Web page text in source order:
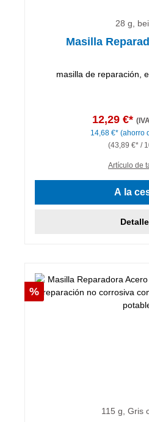
28 g,
Masilla
masilla de reparación,
12,29 €*
14,68 €* (ahorro
(43,89 €* /
Artículo de
A la
Descuento
%
115 g, Gris